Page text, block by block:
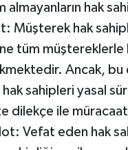
almayanların hak
Müşterek hak
tüm
Ancak, bu
sahipleri yasal
dilekçe ile
Vefat eden hak